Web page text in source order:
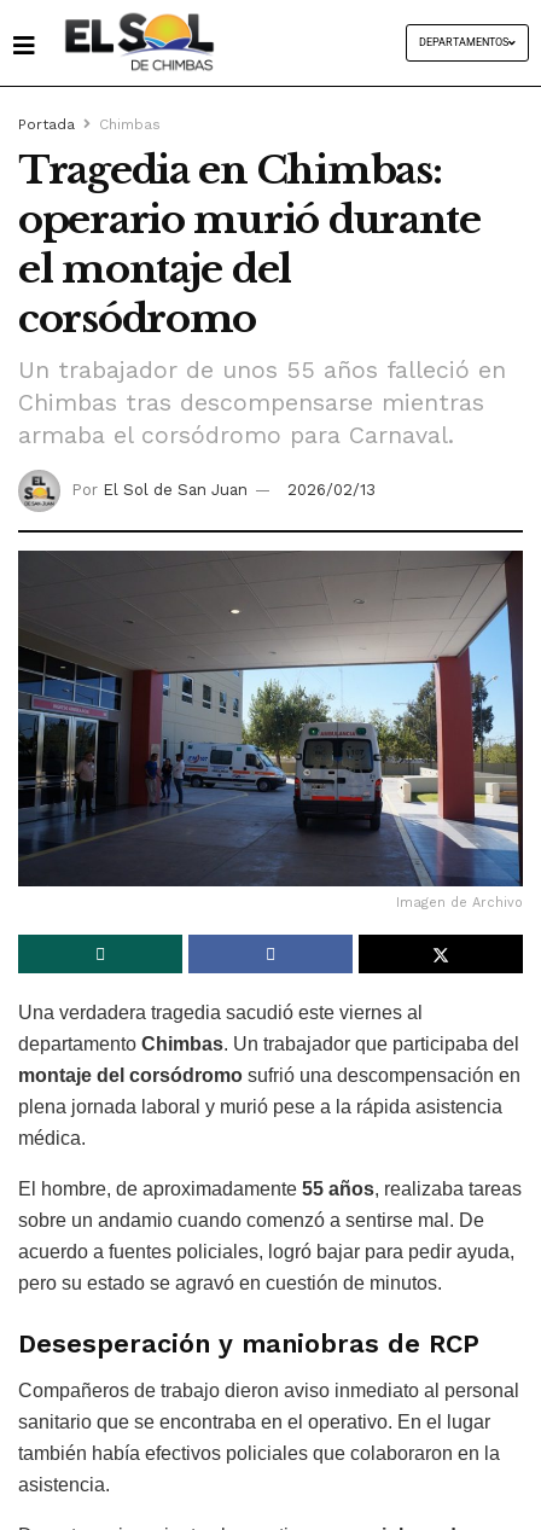
DEPARTAMENTOS
Portada Chimbas
Tragedia en Chimbas:
operario murió durante
el montaje del
corsódromo
Un trabajador de unos 55 años falleció en
Chimbas tras descompensarse mientras
armaba el corsódromo para Carnaval.
Por El Sol de San Juan 2026/02/13
Imagen de Archivo
Una verdadera tragedia sacudió este viernes al
departamento Chimbas. Un trabajador que participaba del
montaje del corsódromo sufrió una descompensación en
plena jornada laboral y murió pese a la rápida asistencia
médica.
El hombre, de aproximadamente 55 años, realizaba tareas
sobre un andamio cuando comenzó a sentirse mal. De
acuerdo a fuentes policiales, logró bajar para pedir ayuda,
pero su estado se agravó en cuestión de minutos.
Desesperación y maniobras de RCP
Compañeros de trabajo dieron aviso inmediato al personal
sanitario que se encontraba en el operativo. En el lugar
también había efectivos policiales que colaboraron en la
asistencia.